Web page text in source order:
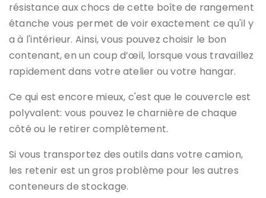
résistance aux chocs de cette boîte de rangement
étanche vous permet de voir exactement ce qu'il y
a à l'intérieur. Ainsi, vous pouvez choisir le bon
contenant, en un coup d’œil, lorsque vous travaillez
rapidement dans votre atelier ou votre hangar.
Ce qui est encore mieux, c'est que le couvercle est
polyvalent: vous pouvez le charnière de chaque
côté ou le retirer complètement.
Si vous transportez des outils dans votre camion,
les retenir est un gros problème pour les autres
conteneurs de stockage.